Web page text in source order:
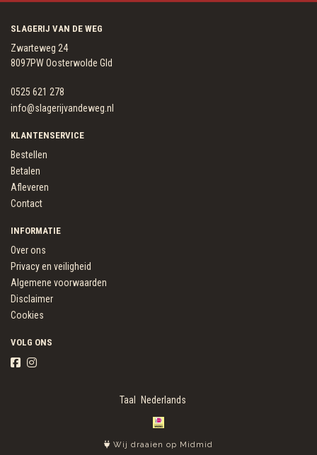
SLAGERIJ VAN DE WEG
Zwarteweg 24
8097PW Oosterwolde Gld
0525 621 278
info@slagerijvandeweg.nl
KLANTENSERVICE
Bestellen
Betalen
Afleveren
Contact
INFORMATIE
Over ons
Privacy en veiligheid
Algemene voorwaarden
Disclaimer
Cookies
VOLG ONS
Taal
Wij draaien op Midmid